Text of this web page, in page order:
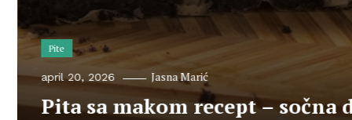
Pite
april 20, 2026 Jasna Marić
Pita sa makom recept – sočna